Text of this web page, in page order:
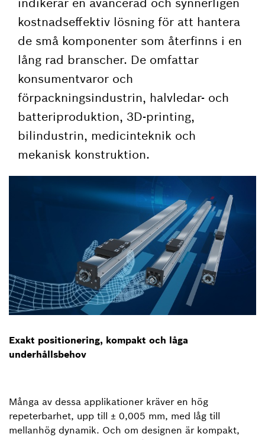
kostnadseffektiv lösning för att hantera
de små komponenter som återfinns i en
lång rad branscher. De omfattar
konsumentvaror och
förpackningsindustrin, halvledar- och
batteriproduktion, 3D-printing,
bilindustrin, medicinteknik och
mekanisk konstruktion.
Exakt positionering, kompakt och låga
underhållsbehov
Många av dessa applikationer kräver en hög
repeterbarhet, upp till ± 0,005 mm, med låg till
mellanhög dynamik. Och om designen är kompakt,